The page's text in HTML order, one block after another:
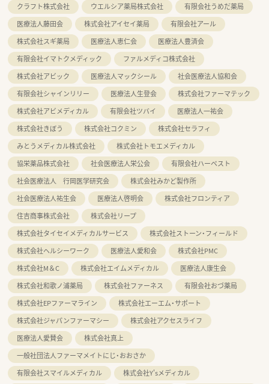
クラフト株式会社
ウエルシア薬局株式会社
有限会社うめだ薬局
医療法人藤田会
株式会社アイセイ薬局
有限会社アール
株式会社スギ薬局
医療法人恵仁会
医療法人豊済会
有限会社イマトクメディック
ファルメディコ株式会社
株式会社アビック
医療法人マックシール
社会医療法人協和会
有限会社シャインリリー
医療法人生登会
株式会社ファーマテック
株式会社アビメディカル
有限会社ツバイ
医療法人一祐会
株式会社きぼう
株式会社コクミン
株式会社セラフィ
みとうメディカル株式会社
株式会社トモエメディカル
協栄薬品株式会社
社会医療法人栄公会
有限会社ハーベスト
社会医療法人 行岡医学研究会
株式会社みかど製作所
社会医療法人祐生会
医療法人啓明会
株式会社フロンティア
住吉商事株式会社
株式会社リープ
株式会社タイセイメディカルサービス
株式会社ストーン・フィールド
株式会社ヘルシーワーク
医療法人愛和会
株式会社PMC
株式会社M＆C
株式会社エイムメディカル
医療法人康生会
株式会社和歌ノ浦薬局
株式会社ファーネス
有限会社おづ薬局
株式会社EPファーマライン
株式会社エーエム・サポート
株式会社ジャパンファーマシー
株式会社アクセスライフ
医療法人愛賛会
株式会社真上
一般社団法人ファーマメイトにじ・おおさか
有限会社スマイルメディカル
株式会社Y'sメディカル